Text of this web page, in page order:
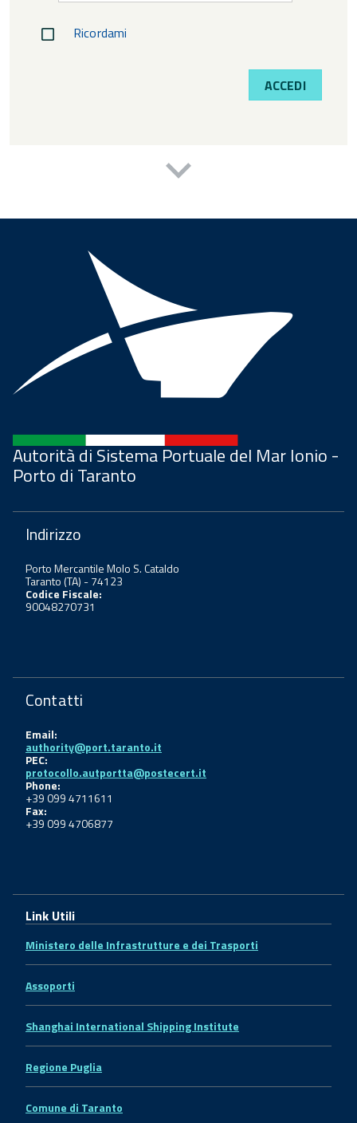
Ricordami
ACCEDI
Autorità di Sistema Portuale del Mar Ionio -
Porto di Taranto
Indirizzo
Porto Mercantile Molo S. Cataldo
Taranto (TA) - 74123
Codice Fiscale:
90048270731
Contatti
Email:
authority@port.taranto.it
PEC:
protocollo.autportta@postecert.it
Phone:
+39 099 4711611
Fax:
+39 099 4706877
Link Utili
Ministero delle Infrastrutture e dei Trasporti
Assoporti
Shanghai International Shipping Institute
Regione Puglia
Comune di Taranto